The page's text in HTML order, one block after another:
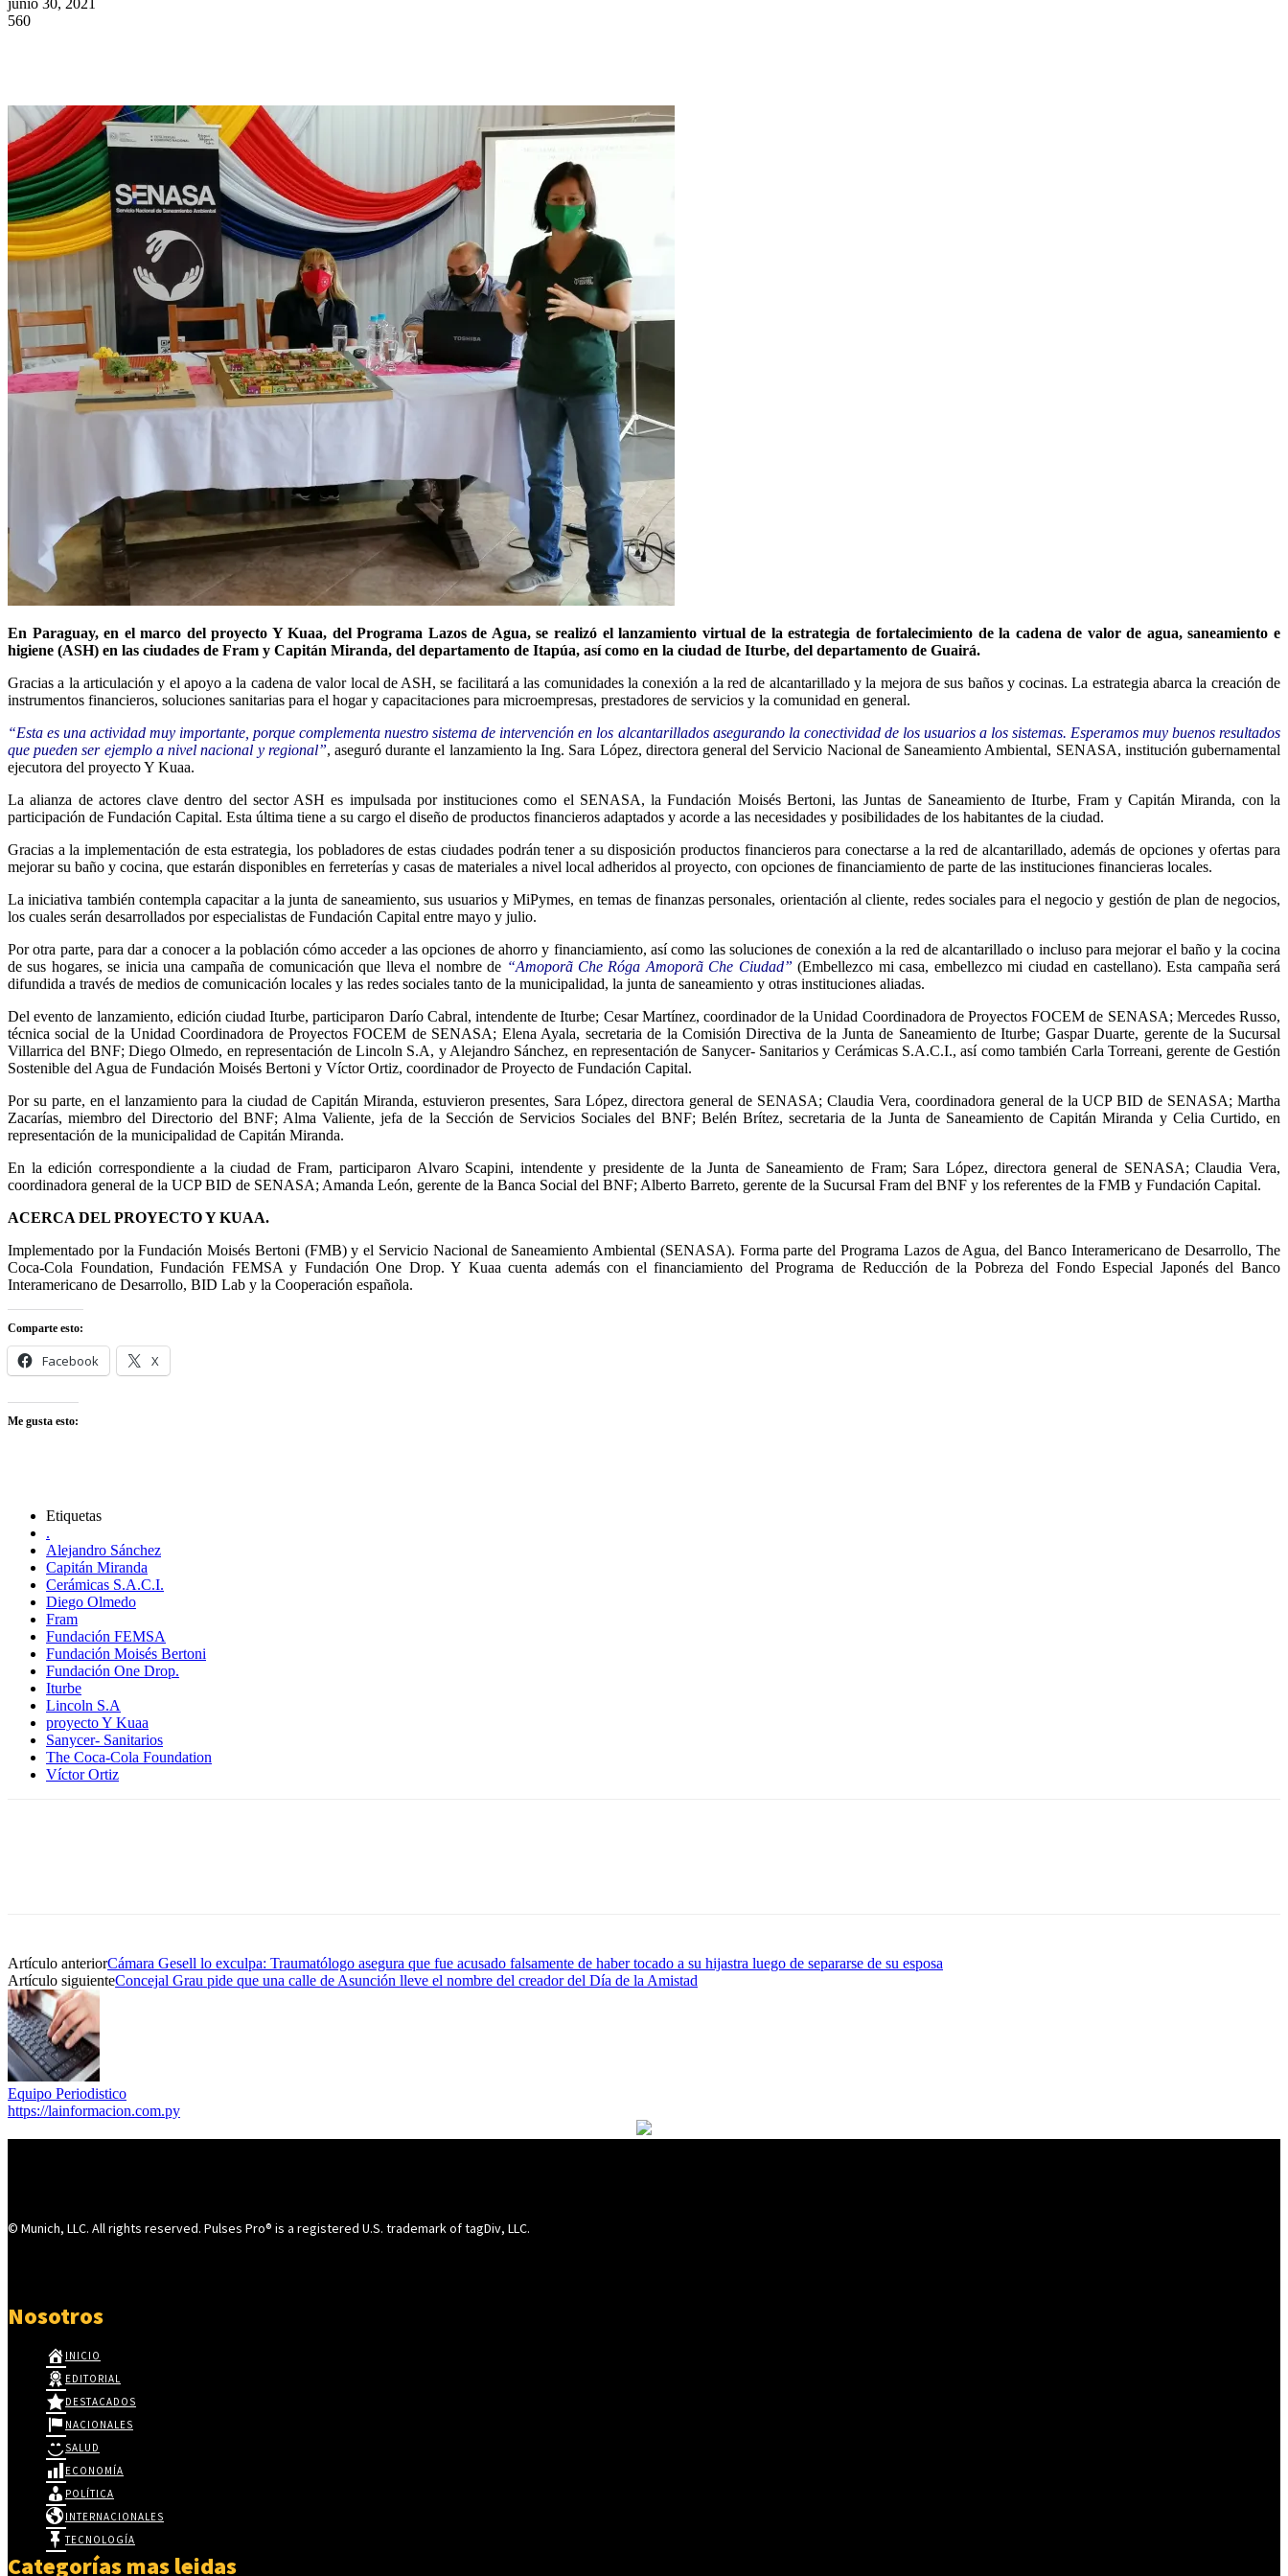
junio 30, 2021
560
En Paraguay, en el marco del proyecto Y Kuaa, del Programa Lazos de Agua, se realizó el lanzamiento virtual de la estrategia de fortalecimiento de la cadena de valor de agua, saneamiento e
higiene (ASH) en las ciudades de Fram y Capitán Miranda, del departamento de Itapúa, así como en la ciudad de Iturbe, del departamento de Guairá.
Gracias a la articulación y el apoyo a la cadena de valor local de ASH, se facilitará a las comunidades la conexión a la red de alcantarillado y la mejora de sus baños y cocinas. La estrategia abarca la creación de
instrumentos financieros, soluciones sanitarias para el hogar y capacitaciones para microempresas, prestadores de servicios y la comunidad en general.
“Esta es una actividad muy importante, porque complementa nuestro sistema de intervención en los alcantarillados asegurando la conectividad de los usuarios a los sistemas. Esperamos muy buenos resultados
que pueden ser ejemplo a nivel nacional y regional”, aseguró durante el lanzamiento la Ing. Sara López, directora general del Servicio Nacional de Saneamiento Ambiental, SENASA, institución gubernamental
ejecutora del proyecto Y Kuaa.
La alianza de actores clave dentro del sector ASH es impulsada por instituciones como el SENASA, la Fundación Moisés Bertoni, las Juntas de Saneamiento de Iturbe, Fram y Capitán Miranda, con la
participación de Fundación Capital. Esta última tiene a su cargo el diseño de productos financieros adaptados y acorde a las necesidades y posibilidades de los habitantes de la ciudad.
Gracias a la implementación de esta estrategia, los pobladores de estas ciudades podrán tener a su disposición productos financieros para conectarse a la red de alcantarillado, además de opciones y ofertas para
mejorar su baño y cocina, que estarán disponibles en ferreterías y casas de materiales a nivel local adheridos al proyecto, con opciones de financiamiento de parte de las instituciones financieras locales.
La iniciativa también contempla capacitar a la junta de saneamiento, sus usuarios y MiPymes, en temas de finanzas personales, orientación al cliente, redes sociales para el negocio y gestión de plan de negocios,
los cuales serán desarrollados por especialistas de Fundación Capital entre mayo y julio.
Por otra parte, para dar a conocer a la población cómo acceder a las opciones de ahorro y financiamiento, así como las soluciones de conexión a la red de alcantarillado o incluso para mejorar el baño y la cocina
de sus hogares, se inicia una campaña de comunicación que lleva el nombre de “Amoporã Che Róga Amoporã Che Ciudad” (Embellezco mi casa, embellezco mi ciudad en castellano). Esta campaña será
difundida a través de medios de comunicación locales y las redes sociales tanto de la municipalidad, la junta de saneamiento y otras instituciones aliadas.
Del evento de lanzamiento, edición ciudad Iturbe, participaron Darío Cabral, intendente de Iturbe; Cesar Martínez, coordinador de la Unidad Coordinadora de Proyectos FOCEM de SENASA; Mercedes Russo,
técnica social de la Unidad Coordinadora de Proyectos FOCEM de SENASA; Elena Ayala, secretaria de la Comisión Directiva de la Junta de Saneamiento de Iturbe; Gaspar Duarte, gerente de la Sucursal
Villarrica del BNF; Diego Olmedo, en representación de Lincoln S.A, y Alejandro Sánchez, en representación de Sanycer- Sanitarios y Cerámicas S.A.C.I., así como también Carla Torreani, gerente de Gestión
Sostenible del Agua de Fundación Moisés Bertoni y Víctor Ortiz, coordinador de Proyecto de Fundación Capital.
Por su parte, en el lanzamiento para la ciudad de Capitán Miranda, estuvieron presentes, Sara López, directora general de SENASA; Claudia Vera, coordinadora general de la UCP BID de SENASA; Martha
Zacarías, miembro del Directorio del BNF; Alma Valiente, jefa de la Sección de Servicios Sociales del BNF; Belén Brítez, secretaria de la Junta de Saneamiento de Capitán Miranda y Celia Curtido, en
representación de la municipalidad de Capitán Miranda.
En la edición correspondiente a la ciudad de Fram, participaron Alvaro Scapini, intendente y presidente de la Junta de Saneamiento de Fram; Sara López, directora general de SENASA; Claudia Vera,
coordinadora general de la UCP BID de SENASA; Amanda León, gerente de la Banca Social del BNF; Alberto Barreto, gerente de la Sucursal Fram del BNF y los referentes de la FMB y Fundación Capital.
ACERCA DEL PROYECTO Y KUAA.
Implementado por la Fundación Moisés Bertoni (FMB) y el Servicio Nacional de Saneamiento Ambiental (SENASA). Forma parte del Programa Lazos de Agua, del Banco Interamericano de Desarrollo, The
Coca-Cola Foundation, Fundación FEMSA y Fundación One Drop. Y Kuaa cuenta además con el financiamiento del Programa de Reducción de la Pobreza del Fondo Especial Japonés del Banco
Interamericano de Desarrollo, BID Lab y la Cooperación española.
Comparte esto:
Facebook X
Me gusta esto:
Etiquetas
.
Alejandro Sánchez
Capitán Miranda
Cerámicas S.A.C.I.
Diego Olmedo
Fram
Fundación FEMSA
Fundación Moisés Bertoni
Fundación One Drop.
Iturbe
Lincoln S.A
proyecto Y Kuaa
Sanycer- Sanitarios
The Coca-Cola Foundation
Víctor Ortiz
Artículo anteriorCámara Gesell lo exculpa: Traumatólogo asegura que fue acusado falsamente de haber tocado a su hijastra luego de separarse de su esposa
Artículo siguienteConcejal Grau pide que una calle de Asunción lleve el nombre del creador del Día de la Amistad
Equipo Periodistico
https://lainformacion.com.py
© Munich, LLC. All rights reserved. Pulses Pro® is a registered U.S. trademark of tagDiv, LLC.
Nosotros
INICIO
EDITORIAL
DESTACADOS
NACIONALES
SALUD
ECONOMÍA
POLÍTICA
INTERNACIONALES
TECNOLOGÍA
Categorías mas leidas